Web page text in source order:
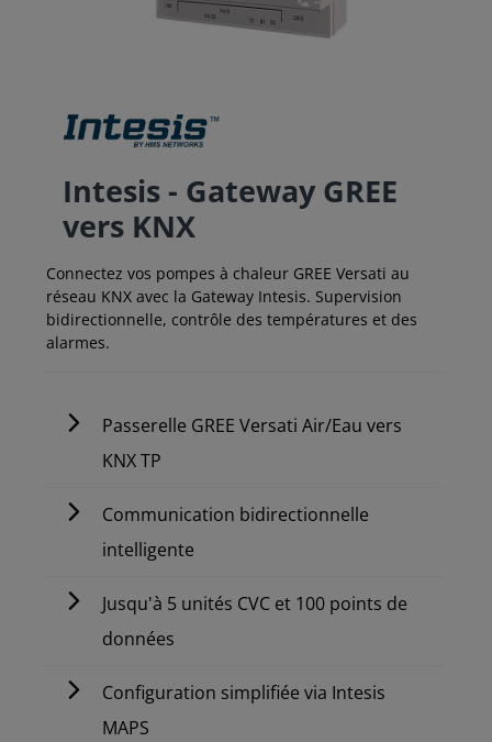
Intesis - Gateway GREE
vers KNX
Connectez vos pompes à chaleur GREE Versati au
réseau KNX avec la Gateway Intesis. Supervision
bidirectionnelle, contrôle des températures et des
alarmes.
Passerelle GREE Versati Air/Eau vers
KNX TP
Communication bidirectionnelle
intelligente
Jusqu'à 5 unités CVC et 100 points de
données
Configuration simplifiée via Intesis
MAPS